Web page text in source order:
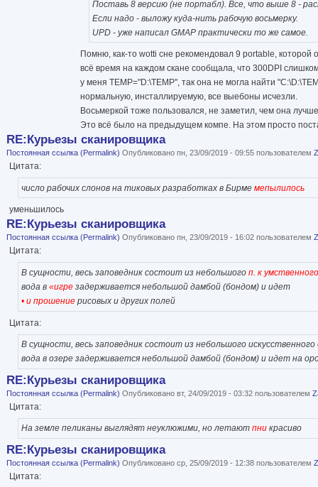
Поставь 8 версию (не портабл). Все, что выше 8 -
Если надо - выложу куда-нить рабочую восьмерку.
UPD - уже написал GMAP практически то же самое.
Помню, как-то wotti сне рекомендовал 9 portable, которой
всё время на каждом скане сообщала, что 300DPI
у меня TEMP="D:\TEMP", так она не могла найти
нормальную, инсталлируемую, все выебоны исчезли.
Восьмеркой тоже пользовался, не заметил, чем она
Это всё было на предыдущем компе. На этом просто
RE:Курьезы сканировщика
Постоянная ссылка (Permalink) Опубликовано пн, 23/09/2019 - 09:55 пользователем
Цитата:
число рабочих слонов на тиковых разработках в Бирме мепылилось
уменьшилось
RE:Курьезы сканировщика
Постоянная ссылка (Permalink) Опубликовано пн, 23/09/2019 - 16:02 пользователем
Цитата:
В сущности, весь заповедник состоит из небольшого п. к умственного
вода в «игрезадерживается небольшой дамбой (бондом) и идет
• и прошениерисовых и других полей
Цитата:
В сущности, весь заповедник состоит из небольшого
вода в озере задерживается небольшой дамбой (бондом) и идет на
RE:Курьезы сканировщика
Постоянная ссылка (Permalink) Опубликовано вт, 24/09/2019 - 03:32 пользователем
Цитата:
На земле пеликаны выглядят неуклюжими, но летают пникрасиво
RE:Курьезы сканировщика
Постоянная ссылка (Permalink) Опубликовано ср, 25/09/2019 - 12:38 пользователем
Цитата: